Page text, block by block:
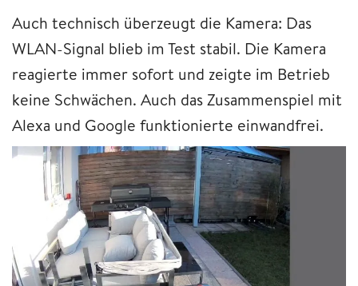
Auch technisch überzeugt die Kamera: Das
WLAN-Signal blieb im Test stabil. Die Kamera
reagierte immer sofort und zeigte im Betrieb
keine Schwächen. Auch das Zusammenspiel mit
Alexa und Google funktionierte einwandfrei.